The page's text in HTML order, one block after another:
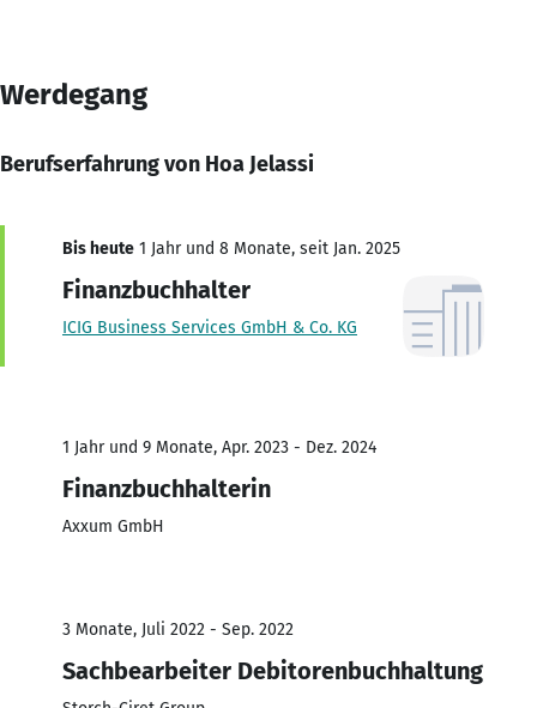
Werdegang
Berufserfahrung von Hoa Jelassi
Bis heute 1 Jahr und 8 Monate, seit Jan. 2025
Finanzbuchhalter
ICIG Business Services GmbH & Co. KG
1 Jahr und 9 Monate, Apr. 2023 - Dez. 2024
Finanzbuchhalterin
Axxum GmbH
3 Monate, Juli 2022 - Sep. 2022
Sachbearbeiter Debitorenbuchhaltung